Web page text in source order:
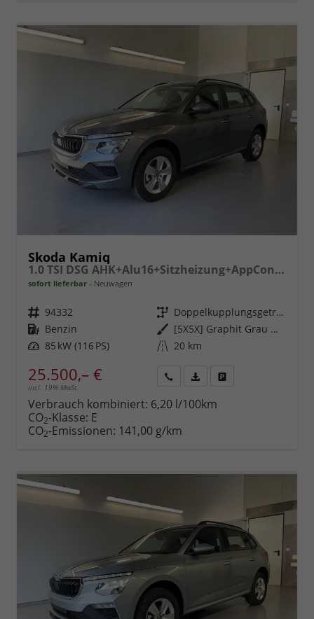
Skoda Kamiq
1.0 TSI DSG AHK+Alu16+Sitzheizung+AppConnect+GV5+LED+Nebel+Klima
sofort lieferbar Neuwagen
Fahrzeugnr. 94332 Getriebe
Doppelkupplungsgetriebe (DSG)
Kraftstoff Benzin Außenfarbe
[5X5X] Graphit Grau Metallic
Leistung 85 kW (116 PS) Kilometerstand 20 km
25.500,– €
incl. 19% MwSt.
anfordern
Datei,
Verbrauch kombiniert: 6,20 l/100km
CO2-Klasse: E
CO2-Emissionen: 141,00 g/km